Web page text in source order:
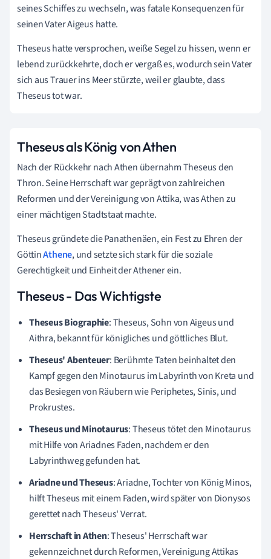
seines Schiffes zu wechseln, was fatale Konsequenzen für
seinen Vater Aigeus hatte.
Theseus hatte versprochen, weiße Segel zu hissen, wenn er
lebend zurückkehrte, doch er vergaß es, wodurch sein Vater
sich aus Trauer ins Meer stürzte, weil er glaubte, dass
Theseus tot war.
Theseus als König von Athen
Nach der Rückkehr nach Athen übernahm Theseus den
Thron. Seine Herrschaft war geprägt von zahlreichen
Reformen und der Vereinigung von Attika, was Athen zu
einer mächtigen Stadtstaat machte.
Theseus gründete die Panathenäen, ein Fest zu Ehren der
GöttinAthene, und setzte sich stark für die soziale
Gerechtigkeit und Einheit der Athener ein.
Theseus - Das Wichtigste
Theseus Biographie: Theseus, Sohn von Aigeus und
Aithra, bekannt für königliches und göttliches Blut.
Theseus' Abenteuer: Berühmte Taten beinhaltet den
Kampf gegen den Minotaurus im Labyrinth von Kreta und
das Besiegen von Räubern wie Periphetes, Sinis, und
Prokrustes.
Theseus und Minotaurus: Theseus tötet den Minotaurus
mit Hilfe von Ariadnes Faden, nachdem er den
Labyrinthweg gefunden hat.
Ariadne und Theseus: Ariadne, Tochter von König Minos,
hilft Theseus mit einem Faden, wird später von Dionysos
gerettet nach Theseus' Verrat.
Herrschaft in Athen: Theseus' Herrschaft war
gekennzeichnet durch Reformen, Vereinigung Attikas